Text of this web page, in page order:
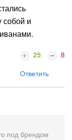
собой и
25 8
Ответить
под брендом